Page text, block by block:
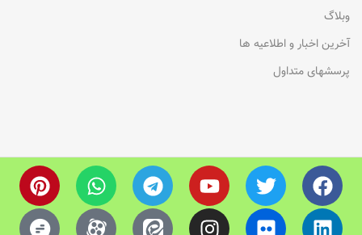
وبلاگ
آخرین اخبار و اطلاعیه ها
پرسشهای متداول